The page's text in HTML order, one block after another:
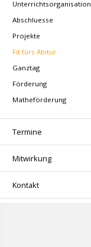
Unterrichtsorganisation
Abschluesse
Projekte
Fit fürs Abitur
Ganztag
Förderung
Matheförderung
Termine
Mitwirkung
Kontakt